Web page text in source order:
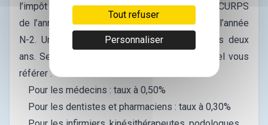
l’impôt sur le revenu. L’URSSAF calcule votre CURPS
de l’année N en se référant à vos revenus de l’année
N-2. Une régularisation est effectuée tous les deux
ans. Selon votre profession, voici le taux auquel vous
référer :
Pour les médecins : taux à 0,50%
Pour les dentistes et pharmaciens : taux à 0,30%
Tout refuser
Personnaliser